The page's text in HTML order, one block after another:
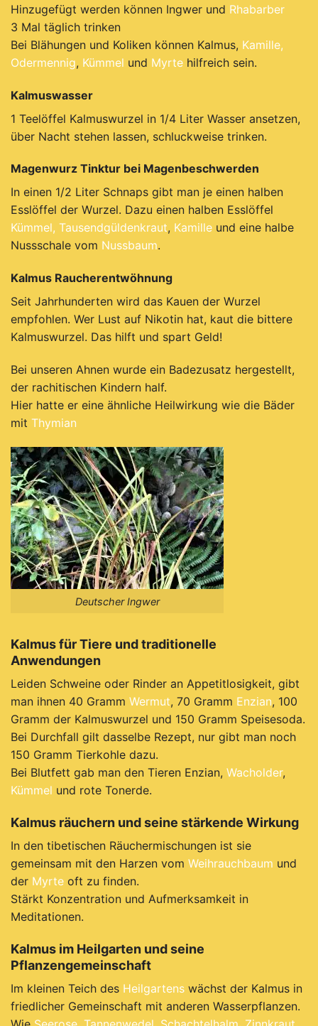
Hinzugefügt werden können Ingwer und Rhabarber
3 Mal täglich trinken
Bei Blähungen und Koliken können Kalmus, Kamille,
Odermennig, Kümmel und Myrte hilfreich sein.
Kalmuswasser
1 Teelöffel Kalmuswurzel in 1/4 Liter Wasser ansetzen,
über Nacht stehen lassen, schluckweise trinken.
Magenwurz Tinktur bei Magenbeschwerden
In einen 1/2 Liter Schnaps gibt man je einen halben
Esslöffel der Wurzel. Dazu einen halben Esslöffel
Kümmel, Tausendgüldenkraut, Kamille und eine halbe
Nussschale vom Nussbaum.
Kalmus Raucherentwöhnung
Seit Jahrhunderten wird das Kauen der Wurzel
empfohlen. Wer Lust auf Nikotin hat, kaut die bittere
Kalmuswurzel. Das hilft und spart Geld!
Bei unseren Ahnen wurde ein Badezusatz hergestellt,
der rachitischen Kindern half.
Hier hatte er eine ähnliche Heilwirkung wie die Bäder
mit Thymian
Deutscher Ingwer
Kalmus für Tiere und traditionelle
Anwendungen
Leiden Schweine oder Rinder an Appetitlosigkeit, gibt
man ihnen 40 Gramm Wermut, 70 Gramm Enzian, 100
Gramm der Kalmuswurzel und 150 Gramm Speisesoda.
Bei Durchfall gilt dasselbe Rezept, nur gibt man noch
150 Gramm Tierkohle dazu.
Bei Blutfett gab man den Tieren Enzian, Wacholder,
Kümmel und rote Tonerde.
Kalmus räuchern und seine stärkende Wirkung
In den tibetischen Räuchermischungen ist sie
gemeinsam mit den Harzen vom Weihrauchbaum und
der Myrte oft zu finden.
Stärkt Konzentration und Aufmerksamkeit in
Meditationen.
Kalmus im Heilgarten und seine
Pflanzengemeinschaft
Im kleinen Teich des Heilgartens wächst der Kalmus in
friedlicher Gemeinschaft mit anderen Wasserpflanzen.